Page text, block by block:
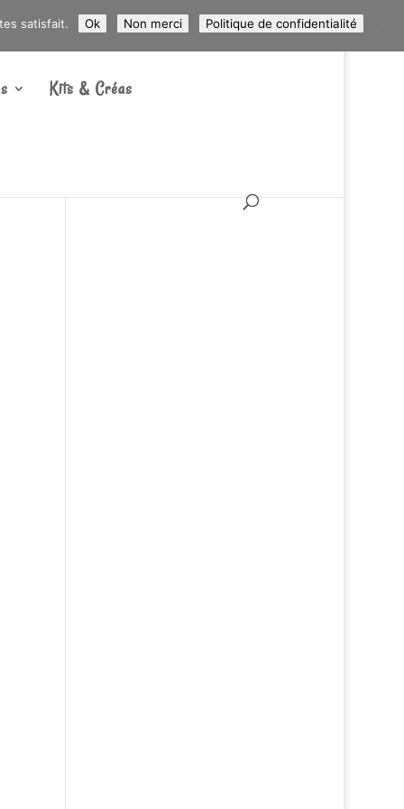
ARTICLES 0
Kits & Créas
satisfait. Ok Non merci Politique de confidentialité